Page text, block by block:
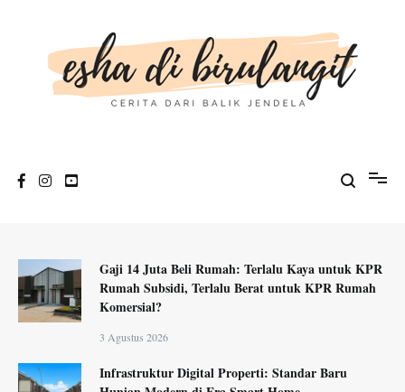
Gaji 14 Juta Beli Rumah: Terlalu Kaya untuk KPR
Rumah Subsidi, Terlalu Berat untuk KPR Rumah
Komersial?
3 Agustus 2026
Infrastruktur Digital Properti: Standar Baru